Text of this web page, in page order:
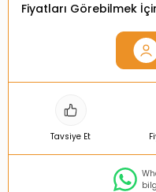
Fiyatları Görebilmek
Tavsiye Et